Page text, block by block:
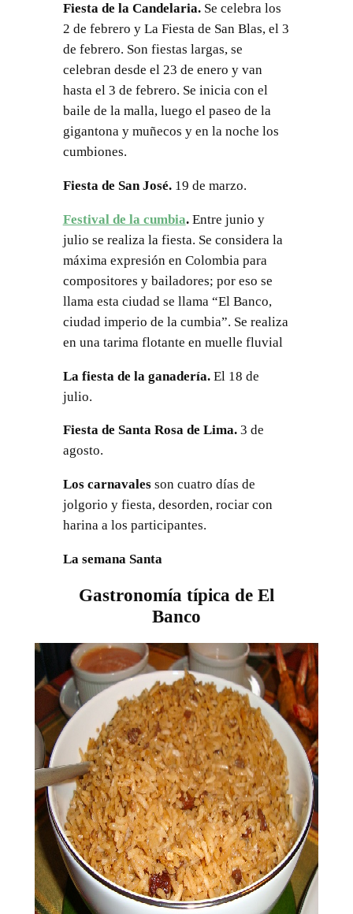
Fiesta de la Candelaria.Se celebra los
2 de febrero y La Fiesta de San Blas, el 3
de febrero. Son fiestas largas, se
celebran desde el 23 de enero y van
hasta el 3 de febrero. Se inicia con el
baile de la malla, luego el paseo de la
gigantona y muñecos y en la noche los
cumbiones.
Fiesta de San José.19 de marzo.
Festival de la cumbia.Entre junio y
julio se realiza la fiesta. Se considera la
máxima expresión en Colombia para
compositores y bailadores; por eso se
llama esta ciudad se llama “El Banco,
ciudad imperio de la cumbia”. Se realiza
en una tarima flotante en muelle fluvial
La fiesta de la ganadería.El 18 de
julio.
Fiesta de Santa Rosa de Lima.3 de
agosto.
Los carnavalesson cuatro días de
jolgorio y fiesta, desorden, rociar con
harina a los participantes.
La semana Santa
Gastronomía típica de El
Banco